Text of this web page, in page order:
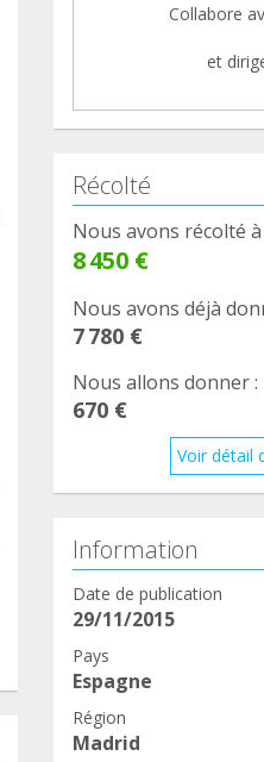
Collabore
et
Récolté
Nous avons récolté
8 450 €
Nous avons déjà
7 780 €
Nous allons donner :
670 €
Voir détail
Information
Date de publication
29/11/2015
Pays
Espagne
Région
Madrid